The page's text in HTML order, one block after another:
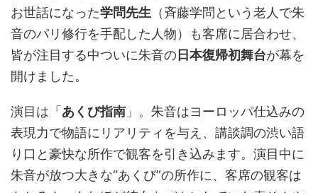
お世話になった学問先生 （斉藤学問という老人で朱
音のパリ修行を手配した人物）も客席に居合わせ、
皆が注目する中ついに朱音の日本復帰初舞台が幕を
開けました。
演目は「 あくび指南 」。朱音はヨーロッパ仕込みの
表現力で物語にリアリティを与え、講談調の渋い語
り口と豪快な所作で観客を引き込みます。演目中に
朱音が放つ大きな“あくび”の所作に、客席の観客は